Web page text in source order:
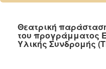
2024
2022
2021
Θεατρική
του προγράμματος
Υλικής Συνδρομής